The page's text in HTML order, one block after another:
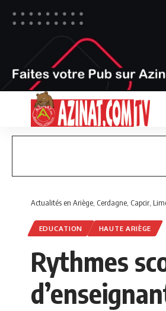
Actualités en Ariège, Cerdagne, Capcir,
EDUCATION HAUTE ARIÈGE
Rythmes